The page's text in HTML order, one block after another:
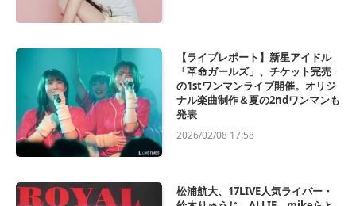
【ライブレポート】新星アイドル
「革命ガールズ」、チケット完売
の1stワンマンライブ開催。オリジ
ナル楽曲制作＆夏の2ndワンマンも
発表
2026/02/08 17:58
松浦航大、17LIVE人気ライバー・